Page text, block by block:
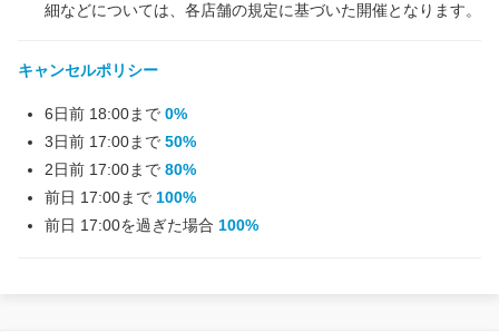
細などについては、各店舗の規定に基づいた開催となります。
キャンセルポリシー
6日前 18:00まで 0%
3日前 17:00まで 50%
2日前 17:00まで 80%
前日 17:00まで 100%
前日 17:00を過ぎた場合 100%